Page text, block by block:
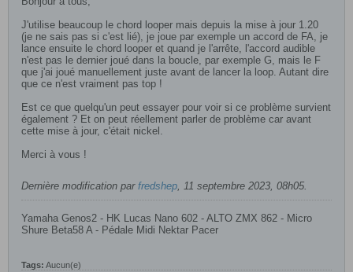
J'utilise beaucoup le chord looper mais depuis la mise à jour 1.20
(je ne sais pas si c'est lié), je joue par exemple un accord de FA, je
lance ensuite le chord looper et quand je l'arrête, l'accord audible
n'est pas le dernier joué dans la boucle, par exemple G, mais le F
que j'ai joué manuellement juste avant de lancer la loop. Autant dire
que ce n'est vraiment pas top !
Est ce que quelqu'un peut essayer pour voir si ce problème survient
également ? Et on peut réellement parler de problème car avant
cette mise à jour, c'était nickel.
Merci à vous !
Dernière modification par fredshep, 11 septembre 2023, 08h05.
Yamaha Genos2 - HK Lucas Nano 602 - ALTO ZMX 862 - Micro
Shure Beta58 A - Pédale Midi Nektar Pacer
Tags: Aucun(e)